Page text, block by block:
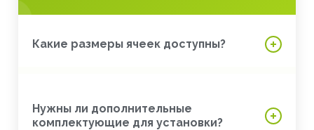
Какие размеры ячеек доступны?
Нужны ли дополнительные
комплектующие для установки?